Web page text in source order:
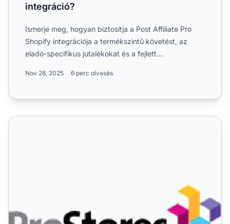
integráció?
Ismerje meg, hogyan biztosítja a Post Affiliate Pro
Shopify integrációja a termékszintű követést, az
eladó-specifikus jutalékokat és a fejlett
Nov 28, 2025 6 perc olvasás
ProStores